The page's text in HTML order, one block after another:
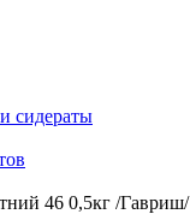
сидераты
46 0,5кг /Гавриш/